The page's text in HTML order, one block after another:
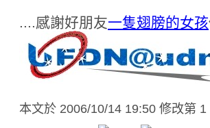
....感謝好朋友一隻翅膀的女孩
本文於 2006/10/14 19:50 修改第 1